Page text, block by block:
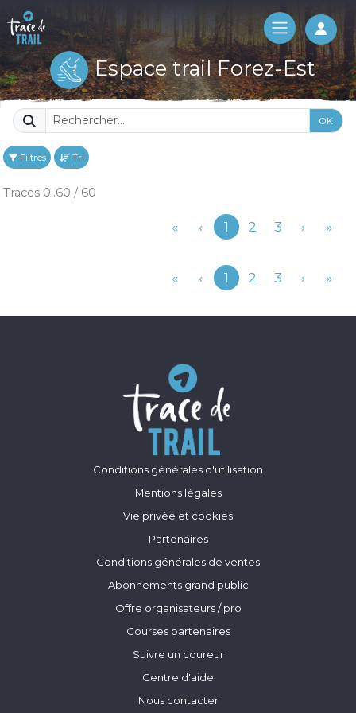
Log
Espace trail Forez-Est
OK
Filtres Tri
Traces 0..60 / 60
« ‹Précédent
1 2 3 › »
« ‹Précédent
1 2 3 › »
Conditions générales d'utilisation
Mentions légales
Vie privée et cookies
Partenaires
Conditions générales de ventes
Abonnements grand public
Offre organisateurs / pro
Courses partenaires
Suivre un coureur
Centre d'aide
Nous contacter